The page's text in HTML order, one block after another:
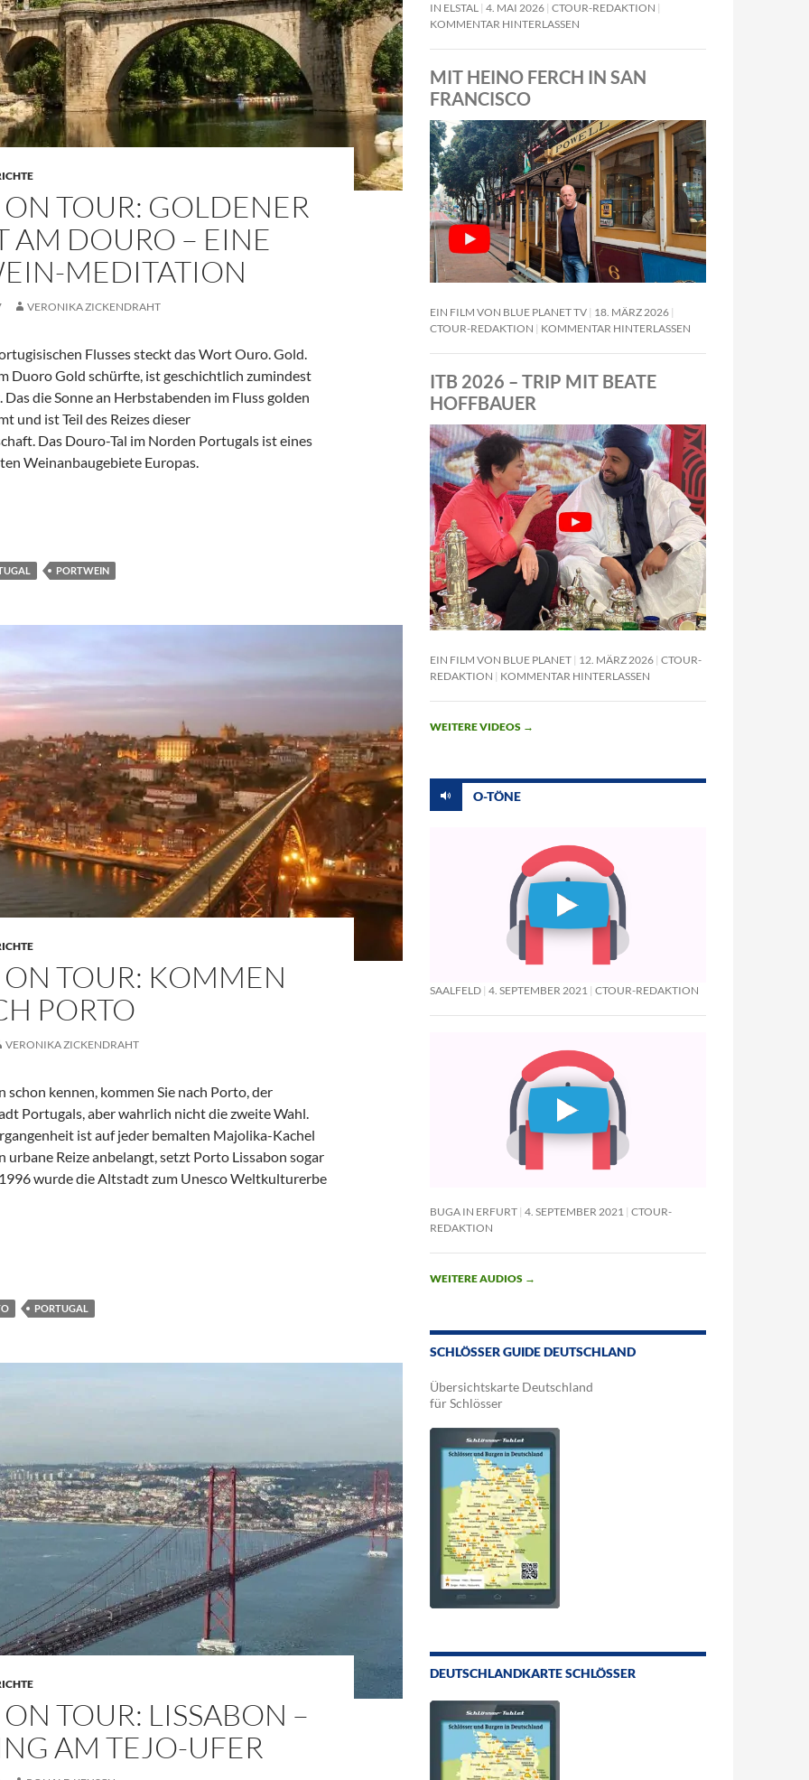
TOUR: GOLDENER
AM DOURO – EINE
MEDITATION
VERONIKA ZICKENDRAHT
Flusses steckt das Wort Ouro. Gold.
Duoro Gold schürfte, ist geschichtlich zumindest
die Sonne an Herbstabenden im Fluss golden
und ist Teil des Reizes dieser
Das Douro-Tal im Norden Portugals ist eines
Weinanbaugebiete Europas.
Goldener Herbst am Douro – eine Portwein-Meditation
PORTWEIN
ON TOUR: KOMMEN
PORTO
VERONIKA ZICKENDRAHT
schon kennen, kommen Sie nach Porto, der
Portugals, aber wahrlich nicht die zweite Wahl.
ist auf jeder bemalten Majolika-Kachel
urbane Reize anbelangt, setzt Porto Lissabon sogar
wurde die Altstadt zum Unesco Weltkulturerbe
Sie nach Porto
PORTUGAL
TOUR: LISSABON –
AM TEJO-UFER
IN ELSTAL 4. MAI 2026 CTOUR-REDAKTION
KOMMENTAR HINTERLASSEN
MIT HEINO FERCH IN SAN
FRANCISCO
EIN FILM VON BLUE PLANET TV 18. MÄRZ 2026
CTOUR-REDAKTION
KOMMENTAR HINTERLASSEN
ITB 2026 – TRIP MIT BEATE
HOFFBAUER
EIN FILM VON BLUE PLANET 12. MÄRZ 2026 CTOUR-
REDAKTION
KOMMENTAR HINTERLASSEN
WEITERE VIDEOS →
O-TÖNE
SAALFELD 4. SEPTEMBER 2021 CTOUR-REDAKTION
BUGA IN ERFURT 4. SEPTEMBER 2021
CTOUR-
REDAKTION
WEITERE AUDIOS →
SCHLÖSSER GUIDE DEUTSCHLAND
Übersichtskarte Deutschland
für Schlösser
DEUTSCHLANDKARTE SCHLÖSSER